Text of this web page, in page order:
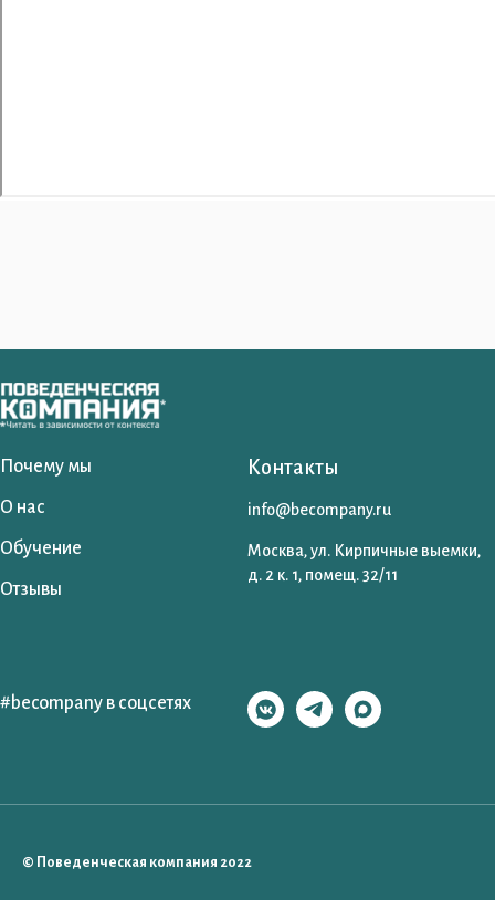
Почему мы
О нас
Обучение
Отзывы
Контакты
info@becompany.ru
Москва, ул. Кирпичные выемки,
д. 2 к. 1, помещ. 32/11
#becompany в соцсетях
© Поведенческая компания 2022